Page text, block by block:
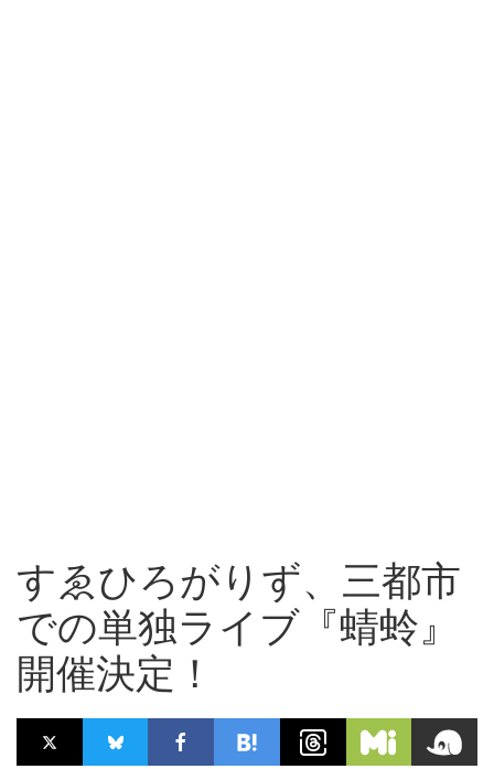
すゑひろがりず、三都市
での単独ライブ『蜻蛉』
開催決定！